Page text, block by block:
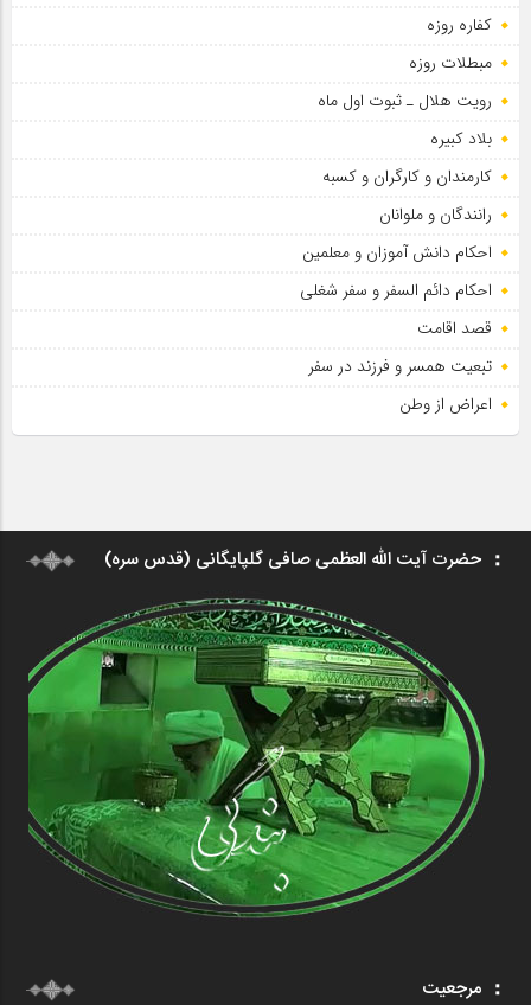
کفاره روزه
مبطلات روزه
رویت هلال ـ ثبوت اول ماه
بلاد کبیره
کارمندان و کارگران و کسبه
رانندگان و ملوانان
احکام دانش آموزان و معلمین
احکام دائم السفر و سفر شغلی
قصد اقامت
تبعیت همسر و فرزند در سفر
اعراض از وطن
حضرت آیت الله العظمی صافی گلپایگانی (قدس سره)
مرجعیت